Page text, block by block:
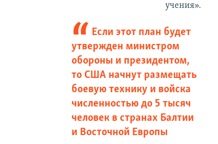
учения».
Если этот план будет
утвержден министром
обороны и президентом,
то США начнут размещать
боевую технику и войска
численностью до 5 тысяч
человек в странах Балтии
и Восточной Европы